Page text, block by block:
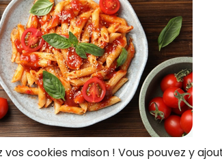
cookies maison ! Vous pouvez y